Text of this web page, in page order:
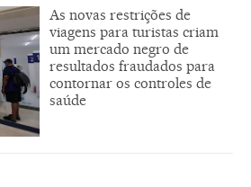
As novas restrições de
viagens para turistas criam
um mercado negro de
resultados fraudados para
contornar os controles de
saúde